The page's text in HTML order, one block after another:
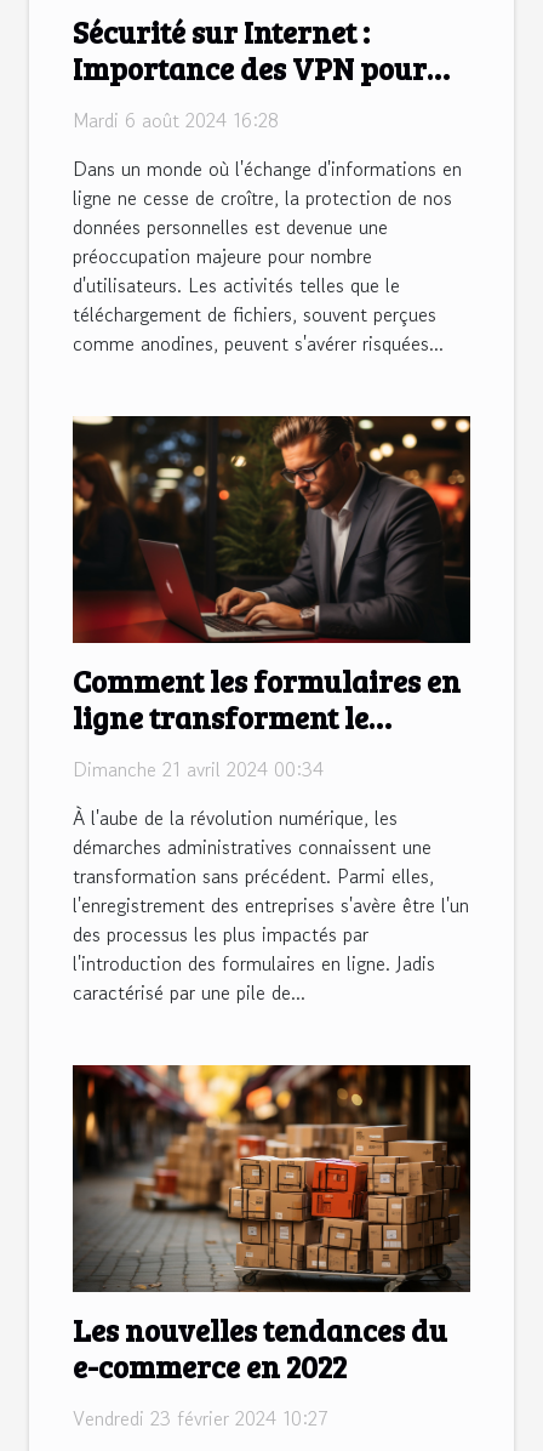
Sécurité sur Internet :
Importance des VPN pour
télécharger des fichiers
Mardi 6 août 2024 16:28
Dans un monde où l'échange d'informations en
ligne ne cesse de croître, la protection de nos
données personnelles est devenue une
préoccupation majeure pour nombre
d'utilisateurs. Les activités telles que le
téléchargement de fichiers, souvent perçues
comme anodines, peuvent s'avérer risquées...
Comment les formulaires en
ligne transforment le
processus d'enregistrement
des entreprises
Dimanche 21 avril 2024 00:34
À l'aube de la révolution numérique, les
démarches administratives connaissent une
transformation sans précédent. Parmi elles,
l'enregistrement des entreprises s'avère être l'un
des processus les plus impactés par
l'introduction des formulaires en ligne. Jadis
caractérisé par une pile de...
Les nouvelles tendances du
e-commerce en 2022
Vendredi 23 février 2024 10:27